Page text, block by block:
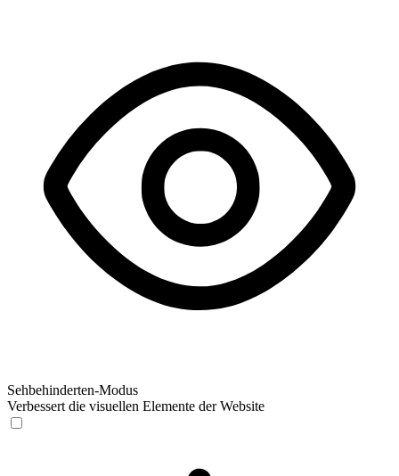
Sehbehinderten-Modus
Verbessert die visuellen Elemente der Website